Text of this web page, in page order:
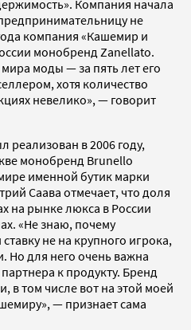
Компания начала
не
компания «Кашемир и
монобренд Zanellato.
моды — за пять лет его
хотя количество
невелико», — говорит
реализован в 2006 году,
монобренд Brunello
именной бутик марки
Саава отмечает, что доля
на рынке люкса в России
«Не знаю, почему
не на крупного игрока,
Но для него очень важна
к продукту. Бренд
в том числе вот на этой моей
— признает сама